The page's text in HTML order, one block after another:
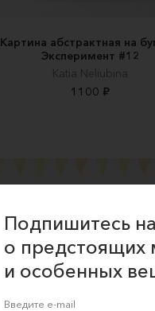
Картина абстрактная на
Эксперимент #12
Katia Neliubina
1100 ₽
Подпишитесь
о предстоящих
и особенных